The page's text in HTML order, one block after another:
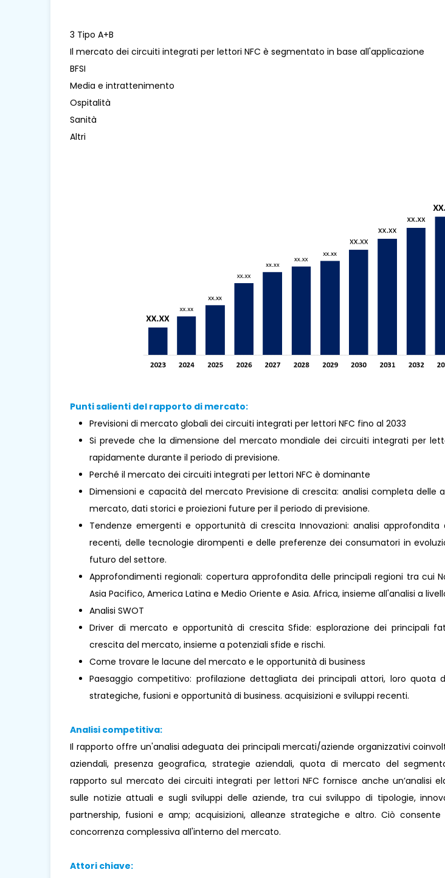
3 Tipo A+B
Il mercato dei circuiti integrati per lettori NFC è segmentato in base all'applicazione
BFSI
Media e intrattenimento
Ospitalità
Sanità
Altri
Punti salienti del rapporto di mercato:
Previsioni di mercato globali dei circuiti integrati per lettori NFC fino al 2033
Si prevede che la dimensione del mercato mondiale dei circuiti integrati per
rapidamente durante il periodo di previsione.
Perché il mercato dei circuiti integrati per lettori NFC è dominante
Dimensioni e capacità del mercato Previsione di crescita: analisi completa delle
mercato, dati storici e proiezioni future per il periodo di previsione.
Tendenze emergenti e opportunità di crescita Innovazioni: analisi approfondita
recenti, delle tecnologie dirompenti e delle preferenze dei consumatori in
futuro del settore.
Approfondimenti regionali: copertura approfondita delle principali regioni tra cui
Asia Pacifico, America Latina e Medio Oriente e Asia. Africa, insieme all'analisi a
Analisi SWOT
Driver di mercato e opportunità di crescita Sfide: esplorazione dei principali
crescita del mercato, insieme a potenziali sfide e rischi.
Come trovare le lacune del mercato e le opportunità di business
Paesaggio competitivo: profilazione dettagliata dei principali attori, loro quota
strategiche, fusioni e opportunità di business. acquisizioni e sviluppi recenti.
Analisi competitiva:
Il rapporto offre un'analisi adeguata dei principali mercati/aziende organizzativi
aziendali, presenza geografica, strategie aziendali, quota di mercato del
rapporto sul mercato dei circuiti integrati per lettori NFC fornisce anche un’analisi
sulle notizie attuali e sugli sviluppi delle aziende, tra cui sviluppo di tipologie,
partnership, fusioni e amp; acquisizioni, alleanze strategiche e altro. Ciò
concorrenza complessiva all'interno del mercato.
Attori chiave: